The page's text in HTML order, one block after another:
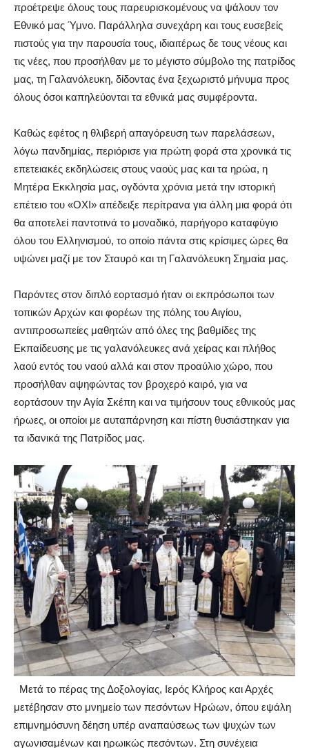
προέτρεψε όλους τους παρευρισκομένους να ψάλουν τον
Εθνικό μας Ύμνο. Παράλληλα συνεχάρη και τους ευσεβείς
πιστούς για την παρουσία τους, ιδιαιτέρως δε τους νέους και
τις νέες, που προσήλθαν με το μέγιστο σύμβολο της πατρίδος
μας, τη Γαλανόλευκη, δίδοντας ένα ξεχωριστό μήνυμα προς
όλους όσοι καπηλεύονται τα εθνικά μας συμφέροντα.
Καθώς εφέτος η θλιβερή απαγόρευση των παρελάσεων,
λόγω πανδημίας, περιόρισε για πρώτη φορά στα χρονικά τις
επετειακές εκδηλώσεις στους ναούς μας και τα ηρώα, η
Μητέρα Εκκλησία μας, ογδόντα χρόνια μετά την ιστορική
επέτειο του «ΟΧΙ» απέδειξε περίτρανα για άλλη μια φορά ότι
θα αποτελεί παντοτινά το μοναδικό, παρήγορο καταφύγιο
όλου του Ελληνισμού, το οποίο πάντα στις κρίσιμες ώρες θα
υψώνει μαζί με τον Σταυρό και τη Γαλανόλευκη Σημαία μας.
Παρόντες στον διπλό εορτασμό ήταν οι εκπρόσωποι των
τοπικών Αρχών και φορέων της πόλης του Αιγίου,
αντιπροσωπείες μαθητών από όλες της βαθμίδες της
Εκπαίδευσης με τις γαλανόλευκες ανά χείρας και πλήθος
λαού εντός του ναού αλλά και στον προαύλιο χώρο, που
προσήλθαν αψηφώντας τον βροχερό καιρό, για να
εορτάσουν την Αγία Σκέπη και να τιμήσουν τους εθνικούς μας
ήρωες, οι οποίοι με αυταπάρνηση και πίστη θυσιάστηκαν για
τα ιδανικά της Πατρίδος μας.
Μετά το πέρας της Δοξολογίας, Ιερός Κλήρος και Αρχές
μετέβησαν στο μνημείο των πεσόντων Ηρώων, όπου εψάλη
επιμνημόσυνη δέηση υπέρ αναπαύσεως των ψυχών των
αγωνισαμένων και ηρωικώς πεσόντων. Στη συνέχεια